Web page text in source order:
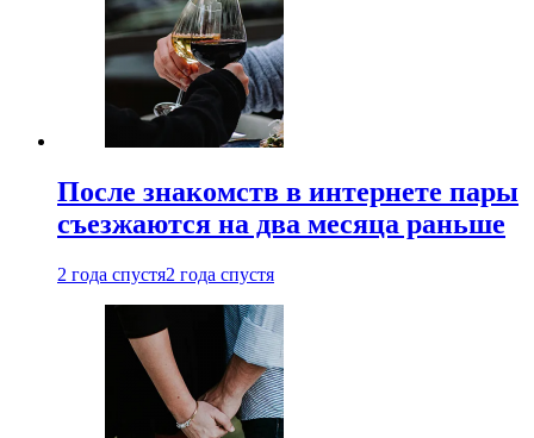
После знакомств в интернете пары
съезжаются на два месяца раньше
2 года спустя2 года спустя